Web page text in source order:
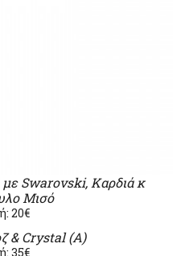
Swarovski, Καρδιά κ
Μισό
20€
& Crystal (Α)
35€